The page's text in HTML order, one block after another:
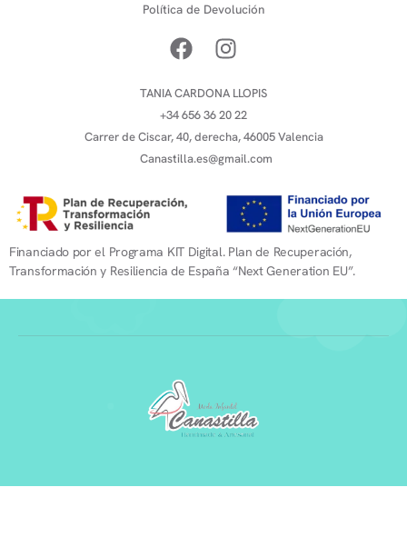
Política de Devolución
TANIA CARDONA LLOPIS
+34 656 36 20 22
Carrer de Ciscar, 40, derecha, 46005 Valencia
Canastilla.es@gmail.com
Financiado por el Programa KIT Digital. Plan de Recuperación,
Transformación y Resiliencia de España “Next Generation EU”.